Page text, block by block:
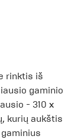
rinktis iš
gaminio
- 310 x
kurių aukštis